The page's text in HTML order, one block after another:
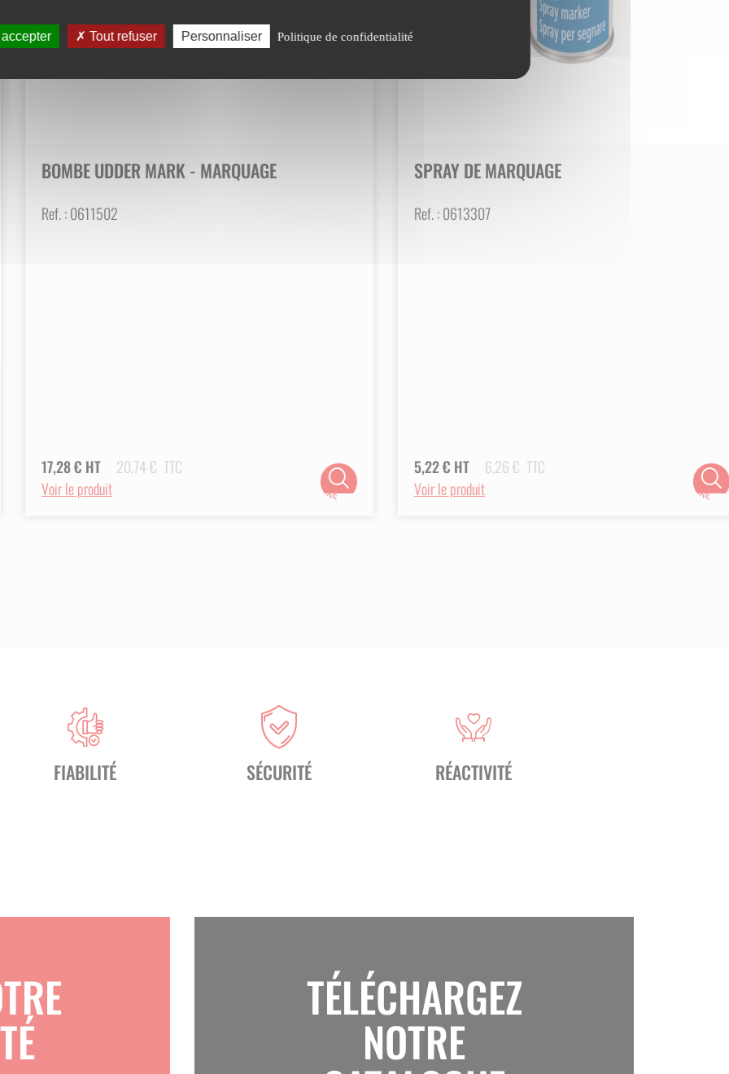
BOMBE UDDER MARK - MARQUAGE
Ref. :0611502
17,28€HT 20,74€ TTC
Voir le produit
Choix
SPRAY DE MARQUAGE
Ref. :0613307
5,22€HT 6,26€ TTC
Voir le produit
Choix
FIABILITÉ SÉCURITÉ RÉACTIVITÉ
TÉLÉCHARGEZ
NOTRE
Tout refuser Personnaliser Politique de confidentialité